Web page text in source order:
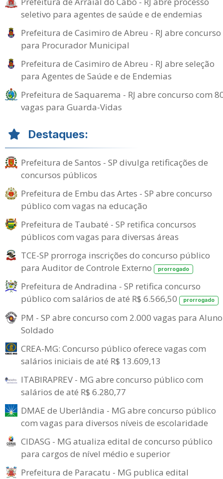
seletivo para agentes de saúde e de endemias
Prefeitura de Casimiro de Abreu - RJ abre concurso
para Procurador Municipal
Prefeitura de Casimiro de Abreu - RJ abre seleção
para Agentes de Saúde e de Endemias
Prefeitura de Saquarema - RJ abre concurso com
vagas para Guarda-Vidas
Destaques:
Prefeitura de Santos - SP divulga retificações de
concursos públicos
Prefeitura de Embu das Artes - SP abre concurso
público com vagas na educação
Prefeitura de Taubaté - SP retifica concursos
públicos com vagas para diversas áreas
TCE-SP prorroga inscrições do concurso público
para Auditor de Controle Externo
prorrogado
Prefeitura de Andradina - SP retifica concurso
público com salários de até R$ 6.566,50
prorrogado
PM - SP abre concurso com 2.000 vagas para
Soldado
CREA-MG: Concurso público oferece vagas com
salários iniciais de até R$ 13.609,13
ITABIRAPREV - MG abre concurso público com
salários de até R$ 6.280,77
DMAE de Uberlândia - MG abre concurso público
com vagas para diversos níveis de escolaridade
CIDASG - MG atualiza edital de concurso público
para cargos de nível médio e superior
Prefeitura de Paracatu - MG publica edital